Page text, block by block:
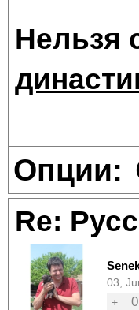
Нельзя
Опции:
Re:
03,
+
0